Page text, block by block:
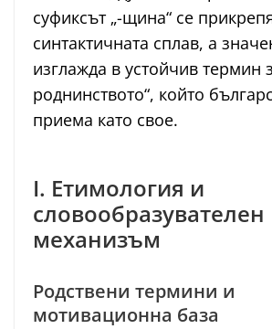
суфиксът „-щина“ се
синтактичната сплав, а
изглажда в устойчив термин
роднинството“, който
приема като свое.
I. Етимология и
словообразувателен
механизъм
Родствени термини и
мотивационна база